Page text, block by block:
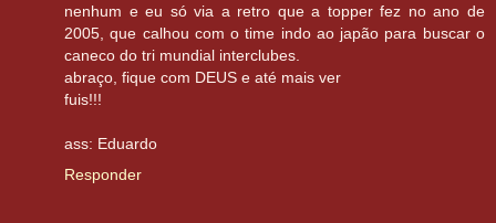
nenhum e eu só via a retro que a topper fez no ano de
2005, que calhou com o time indo ao japão para buscar o
caneco do tri mundial interclubes.
abraço, fique com DEUS e até mais ver
fuis!!!
ass: Eduardo
Responder